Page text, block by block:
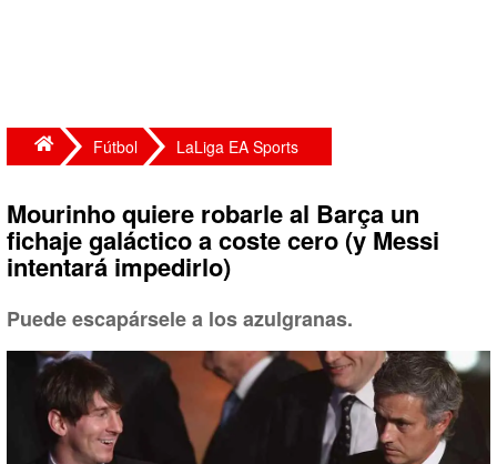
Fútbol LaLiga EA Sports
Mourinho quiere robarle al Barça un
fichaje galáctico a coste cero (y Messi
intentará impedirlo)
Puede escapársele a los azulgranas.